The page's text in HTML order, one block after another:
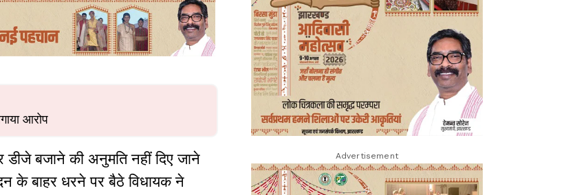
आरोप
बजाने की अनुमति नहीं दिए जाने
के बाहर धरने पर बैठे विधायक ने
Advertisement